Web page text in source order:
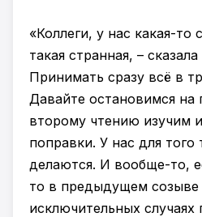
«Коллеги, у нас какая-то
такая странная, –
Принимать сразу всё в
Давайте остановимся на
второму чтению изучим
поправки. У нас для того
делаются. И вообще-то,
то в предыдущем
исключительных случаях